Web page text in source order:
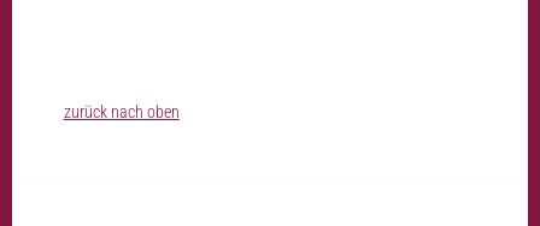
zurück nach oben